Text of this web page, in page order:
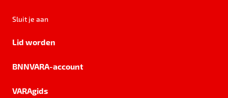
Sluit je aan
Lid worden
BNNVARA-account
VARAgids